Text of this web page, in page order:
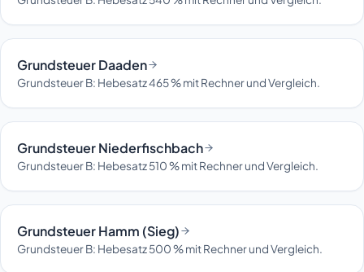
Grundsteuer Daaden
Grundsteuer B: Hebesatz 465 % mit Rechner und Vergleich.
Grundsteuer Niederfischbach
Grundsteuer B: Hebesatz 510 % mit Rechner und Vergleich.
Grundsteuer Hamm (Sieg)
Grundsteuer B: Hebesatz 500 % mit Rechner und Vergleich.